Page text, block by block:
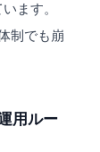
ます。
制でも崩
用ルー